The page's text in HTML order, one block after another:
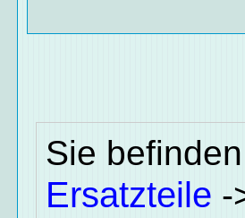
Sie
Ersatzteile -